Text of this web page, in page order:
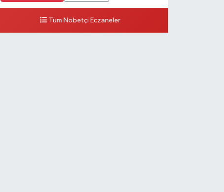
Tüm Nöbetçi Eczaneler